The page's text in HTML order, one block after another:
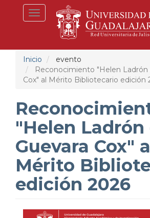
Toggle
navigation
Inicio
evento
Reconocimiento "Helen Ladrón
Cox" al Mérito Bibliotecario edición
"Helen Ladrón
Guevara Cox"
Mérito
edición 2026